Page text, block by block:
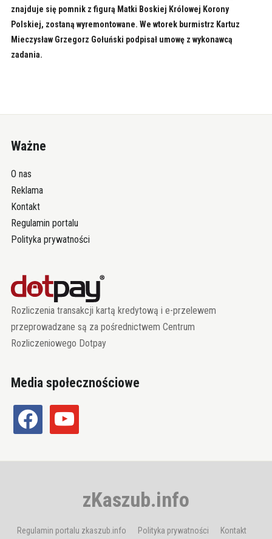
znajduje się pomnik z figurą Matki Boskiej Królowej Korony
Polskiej, zostaną wyremontowane. We wtorek burmistrz Kartuz
Mieczysław Grzegorz Gołuński podpisał umowę z wykonawcą
zadania.
Ważne
O nas
Reklama
Kontakt
Regulamin portalu
Polityka prywatności
Rozliczenia transakcji kartą kredytową i e-przelewem
przeprowadzane są za pośrednictwem Centrum
Rozliczeniowego Dotpay
Media społecznościowe
facebook youtube
zKaszub.info
Regulamin portalu zkaszub.info Polityka prywatności Kontakt